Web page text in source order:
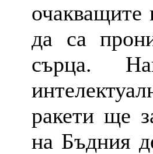
очакващите
да са
сърца.
ракети ще
на Бъдния